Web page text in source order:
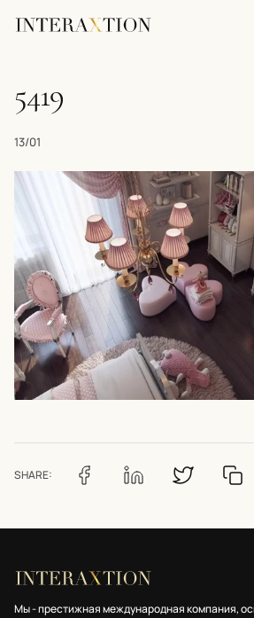
5419
13/01
SHARE:
Мы - престижная международная компания,